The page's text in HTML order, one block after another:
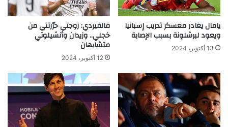
يامال يغادر معسكر تدريب إسبانيا
ويعود لبرشلونة بسبب الإصابة
13 أكتوبر، 2024
فالفيردي: زوجتي حرّرتني من
خجلي.. وزيدان وأنشيلوتي
متشابهان
12 أكتوبر، 2024